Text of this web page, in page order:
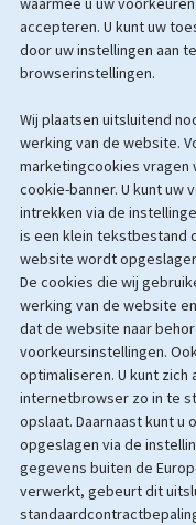
accepteren. U kunt uw
door uw instellingen aan
browserinstellingen.
Wij plaatsen uitsluitend
werking van de website.
marketingcookies vragen
cookie-banner. U kunt uw
intrekken via de
is een klein tekstbestand
website wordt
De cookies die wij
werking van de website
dat de website naar
voorkeursinstellingen.
optimaliseren. U kunt
internetbrowser zo in te
opslaat. Daarnaast kunt u
opgeslagen via de
gegevens buiten de
verwerkt, gebeurt dit